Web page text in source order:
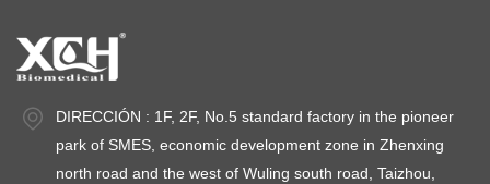
DIRECCIÓN : 1F, 2F, No.5 standard factory in the pioneer
park of SMES, economic development zone in Zhenxing
north road and the west of Wuling south road, Taizhou,